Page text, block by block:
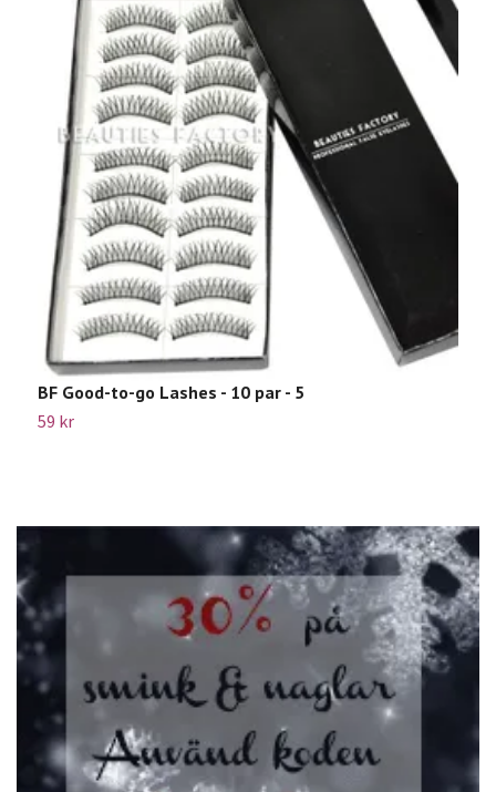
BF Good-to-go Lashes - 10 par - 5
59 kr